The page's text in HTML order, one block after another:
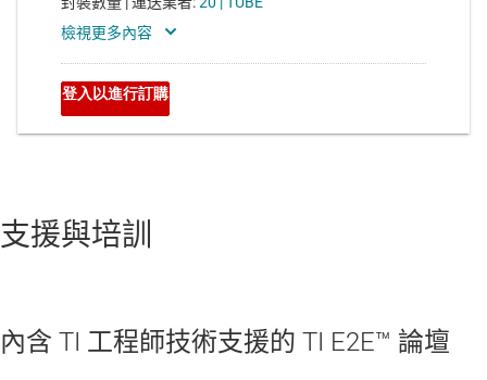
支援與培訓
內含 TI 工程師技術支援的 TI E2E™ 論壇